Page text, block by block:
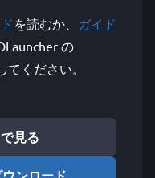
を読むか、 ガイド
の
てください。
見る